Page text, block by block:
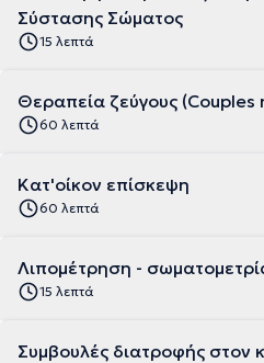
Σύστασης Σώματος
15 λεπτά
Θεραπεία ζεύγους
60 λεπτά
Κατ'οίκον επίσκεψη
60 λεπτά
Λιπομέτρηση -
15 λεπτά
Συμβουλές διατροφής στον